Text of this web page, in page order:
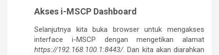
Akses i-MSCP Dashboard
Selanjutnya kita buka browser untuk mengakses
interface i-MSCP dengan mengetikan alamat
https://192.168.100.1:8443/. Dan kita akan diarahkan